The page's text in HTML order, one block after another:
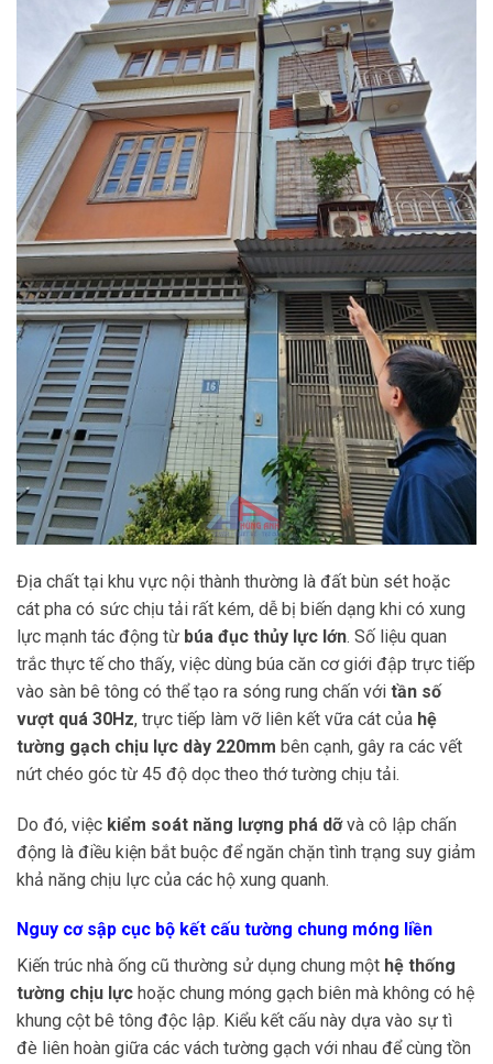
Địa chất tại khu vực nội thành thường là đất bùn sét hoặc
cát pha có sức chịu tải rất kém, dễ bị biến dạng khi có xung
lực mạnh tác động từ búa đục thủy lực lớn. Số liệu quan
trắc thực tế cho thấy, việc dùng búa căn cơ giới đập trực tiếp
vào sàn bê tông có thể tạo ra sóng rung chấn với tần số
vượt quá 30Hz, trực tiếp làm vỡ liên kết vữa cát của hệ
tường gạch chịu lực dày 220mm bên cạnh, gây ra các vết
nứt chéo góc từ 45 độ dọc theo thớ tường chịu tải.
Do đó, việc kiểm soát năng lượng phá dỡvà cô lập chấn
động là điều kiện bắt buộc để ngăn chặn tình trạng suy giảm
khả năng chịu lực của các hộ xung quanh.
Nguy cơ sập cục bộ kết cấu tường chung móng liền
Kiến trúc nhà ống cũ thường sử dụng chung một hệ thống
tường chịu lực hoặc chung móng gạch biên mà không có hệ
khung cột bê tông độc lập. Kiểu kết cấu này dựa vào sự tì
đè liên hoàn giữa các vách tường gạch với nhau để cùng tồn